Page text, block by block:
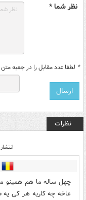
نظر شما *
* لطفا عدد مقابل را در جعبه متن
نظرات
چهل ساله ما هم همینو
عاخه چه کاریه هر کی